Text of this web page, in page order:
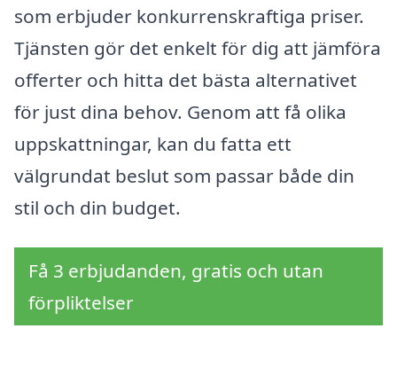
som erbjuder konkurrenskraftiga priser.
Tjänsten gör det enkelt för dig att jämföra
offerter och hitta det bästa alternativet
för just dina behov. Genom att få olika
uppskattningar, kan du fatta ett
välgrundat beslut som passar både din
stil och din budget.
Få 3 erbjudanden, gratis och utan
förpliktelser